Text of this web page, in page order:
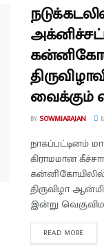
வைக்கும்
BY SOWMIARAJAN
நாகப்பட்டினம்
கிராமமான
திருவிழா
இன்று
READ MORE